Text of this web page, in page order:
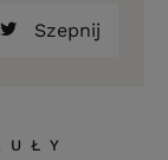
Szepnij